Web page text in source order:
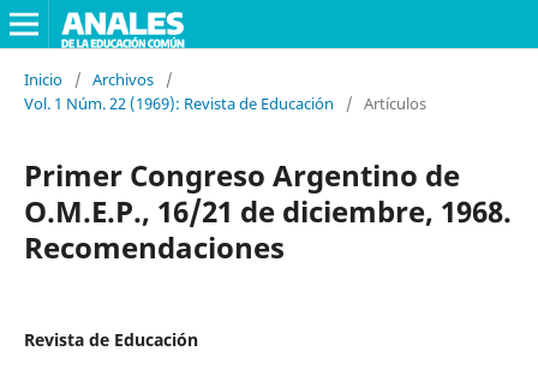
Inicio / Archivos
/
Vol. 1 Núm. 22 (1969): Revista de Educación
/ Artículos
Primer Congreso Argentino de
O.M.E.P., 16/21 de diciembre, 1968.
Recomendaciones
Revista de Educación